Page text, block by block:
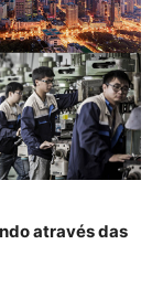
através das